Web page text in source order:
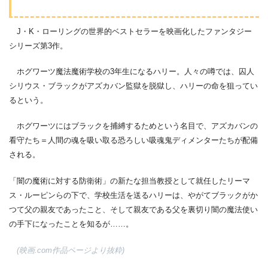
J・K・ローリングの世界的ベストセラーを映画化したファンタジー
シリーズ第3作。
ホグワーツ魔法魔術学校の3年生になるハリー。人々の噂では、囚人
シリウス・ブラックがアズカバン監獄を脱獄し、ハリーの命を狙ってい
るという。
ホグワーツにはブラックを捕縛するためという名目で、アズカバンの
看守たち＝人間の魂を吸い取る恐ろしい吸魂鬼ディメンターたちが配備
される。
「闇の魔術に対する防衛術」の新たな担当教授として就任したリーマ
ス・ルーピンらの下で、学校生活を送るハリーは、やがてブラックがか
つて父の親友であったこと、そして親友である父を裏切り闇の魔法使い
の手下になったことを知るが……。
(映画.com作品ページより抜粋)